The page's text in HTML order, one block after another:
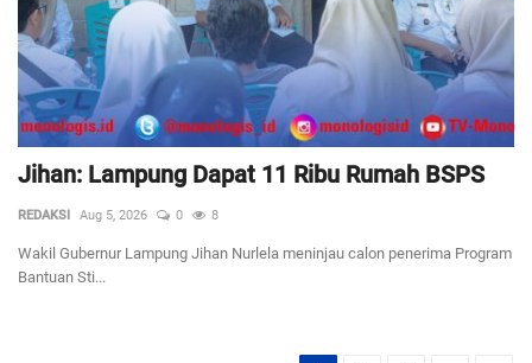
Jihan: Lampung Dapat 11 Ribu Rumah BSPS
REDAKSI Aug 5, 2026 0 8
Wakil Gubernur Lampung Jihan Nurlela meninjau calon penerima Program
Bantuan Sti...